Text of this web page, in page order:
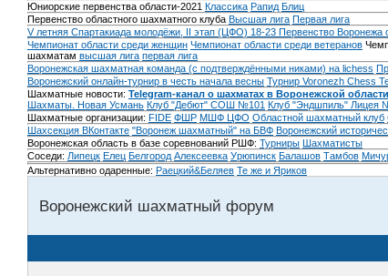
Юниорские первенства области-2021 Классика Рапид Блиц
Первенство областного шахматного клуба Высшая лига Первая лига
V летняя Спартакиада молодёжи, II этап (ЦФО) 18-23 Первенство Воронежа
Чемпионат области среди женщин Чемпионат области среди ветеранов
шахматам высшая лига первая лига
Воронежская шахматная команда (с подтверждёнными никами) на lichess
Воронежский онлайн-турнир в честь начала весны Турнир Voronezh Chess
Шахматные новости: Telegram-канал о шахматах в Воронежской области
Шахматы. Новая Усмань Клуб "Дебют" СОШ №101 Клуб "Эндшпиль" Лицея
Шахматные организации: FIDE ФШР МШФ ЦФО Областной шахматный клуб
Шахсекция ВКонтакте "Воронеж шахматный" на БВФ Воронежский
Воронежская область в базе соревнований РШФ: Турниры Шахматисты
Соседи: Липецк Елец Белгород Алексеевка Урюпинск Балашов Тамбов
Альтернативно одаренные: Раецкий&Беляев Те же и Яриков
Воронежский шахматный форум